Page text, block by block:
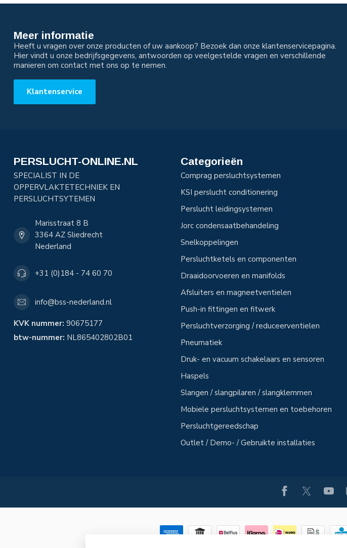
Meer informatie
Heeft u vragen over onze producten of uw aankoop? Bezoek dan onze klantenservicepagina.
Hier vindt u onze bedrijfsgegevens, antwoorden op veelgestelde vragen en verschillende
manieren om contact met ons op te nemen.
Klantenservice
PERSLUCHT-ONLINE.NL
SPECIALIST IN DE
OPPERVLAKTETECHNIEK EN
PERSLUCHTSYTEMEN
Marisstraat 8 B
3364 AZ Sliedrecht
Nederland
+31 (0)184 - 74 60 70
info@bss-nederland.nl
KVK nummer: 90675177
btw-nummer: NL865402802B01
Categorieën
Comprag persluchtsystemen
KSI perslucht conditionering
Perslucht leidingsystemen
Jorc condensaatbehandeling
Snelkoppelingen
Persluchtketels en componenten
Draaidoorvoeren en manifolds
Afsluiters en magneetventielen
Push-in fittingen en fitwerk
Persluchtverzorging / reduceerventielen
Pneumatiek
Druk- en vacuum schakelaars en sensoren
Haspels
Slangen / slangpilaren / slangklemmen
Mobiele persluchtsystemen en toebehoren
Persluchtgereedschap
Outlet / Demo- / Gebruikte installaties